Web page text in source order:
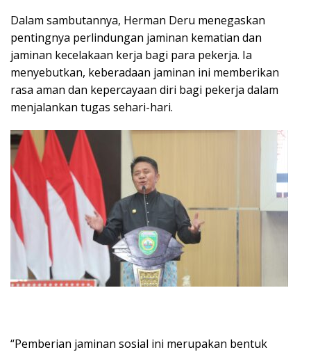
Dalam sambutannya, Herman Deru menegaskan
pentingnya perlindungan jaminan kematian dan
jaminan kecelakaan kerja bagi para pekerja. Ia
menyebutkan, keberadaan jaminan ini memberikan
rasa aman dan kepercayaan diri bagi pekerja dalam
menjalankan tugas sehari-hari.
“Pemberian jaminan sosial ini merupakan bentuk